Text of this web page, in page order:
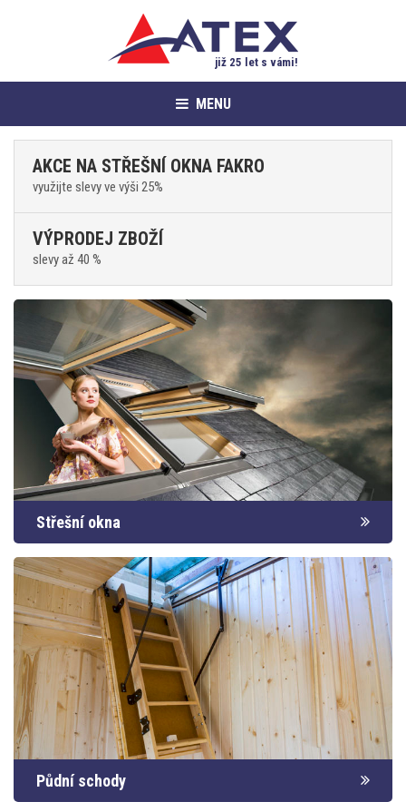
již 25 let s vámi!
MENU
AKCE NA STŘEŠNÍ OKNA FAKRO
využijte slevy ve výši 25%
VÝPRODEJ ZBOŽÍ
slevy až 40 %
Střešní okna
Půdní schody